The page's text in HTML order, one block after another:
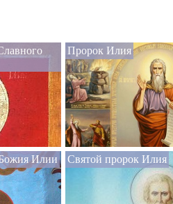
Пророк Илия
Илии Святой пророк Илия